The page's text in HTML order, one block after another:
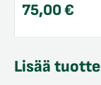
75,00€
Lisää